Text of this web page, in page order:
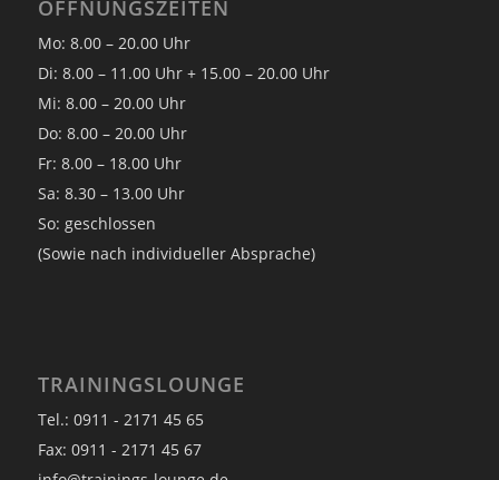
ÖFFNUNGSZEITEN
Mo: 8.00 – 20.00 Uhr
Di: 8.00 – 11.00 Uhr + 15.00 – 20.00 Uhr
Mi: 8.00 – 20.00 Uhr
Do: 8.00 – 20.00 Uhr
Fr: 8.00 – 18.00 Uhr
Sa: 8.30 – 13.00 Uhr
So: geschlossen
(Sowie nach individueller Absprache)
TRAININGSLOUNGE
Tel.: 0911 - 2171 45 65
Fax: 0911 - 2171 45 67